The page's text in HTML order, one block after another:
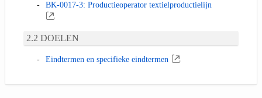
BK-0017-3: Productieoperator textielproductielijn
DOELEN
Eindtermen en specifieke eindtermen